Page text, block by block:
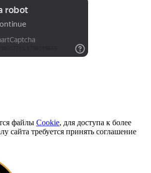
файлы Cookie, для доступа к более
сайта требуется принять соглашение